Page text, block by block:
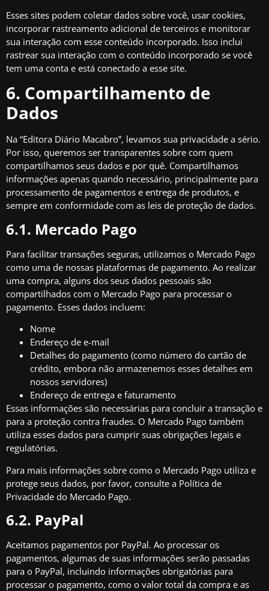
Esses sites podem coletar dados sobre você, usar cookies,
incorporar rastreamento adicional de terceiros e monitorar
sua interação com esse conteúdo incorporado. Isso inclui
rastrear sua interação com o conteúdo incorporado se você
tem uma conta e está conectado a esse site.
6. Compartilhamento de
Dados
Na “Editora Diário Macabro”, levamos sua privacidade a sério.
Por isso, queremos ser transparentes sobre com quem
compartilhamos seus dados e por quê. Compartilhamos
informações apenas quando necessário, principalmente para
processamento de pagamentos e entrega de produtos, e
sempre em conformidade com as leis de proteção de dados.
6.1. Mercado Pago
Para facilitar transações seguras, utilizamos o Mercado Pago
como uma de nossas plataformas de pagamento. Ao realizar
uma compra, alguns dos seus dados pessoais são
compartilhados com o Mercado Pago para processar o
pagamento. Esses dados incluem:
Nome
Endereço de e-mail
Detalhes do pagamento (como número do cartão de
crédito, embora não armazenemos esses detalhes em
nossos servidores)
Endereço de entrega e faturamento
Essas informações são necessárias para concluir a transação e
para a proteção contra fraudes. O Mercado Pago também
utiliza esses dados para cumprir suas obrigações legais e
regulatórias.
Para mais informações sobre como o Mercado Pago utiliza e
protege seus dados, por favor, consulte a Política de
Privacidade do Mercado Pago.
6.2. PayPal
Aceitamos pagamentos por PayPal. Ao processar os
pagamentos, algumas de suas informações serão passadas
para o PayPal, incluindo informações obrigatórias para
processar o pagamento, como o valor total da compra e as